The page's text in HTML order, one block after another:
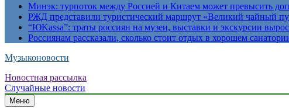
Минэк: турпоток между Россией и Китаем может превысить
РЖД представили туристический маршрут «Великий чайный
“ЮKassa”: траты россиян на музеи, выставки и экскурсии
Россиянам рассказали, сколько стоит отдых в хорошем
Музыконовости
Новостная рассылка
Случайные новости
Меню